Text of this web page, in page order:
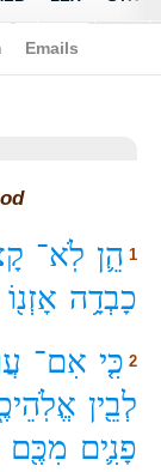
1 הֵ֛ן לֹֽא־
כָבְדָ֥ה אָזְנ֖וֹ
2 כִּ֤י אִם־
לְבֵ֖ין
פָנִ֛ים מִכֶּ֖ם